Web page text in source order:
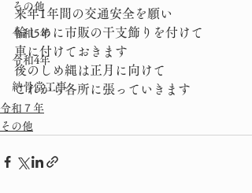
その他
令和5年
令和4年
納骨堂工事
来年1年間の交通安全を願い
輪しめに市販の干支飾りを付けて
車に付けておきます
後のしめ縄は正月に向けて
これから各所に張っていきます
令和７年
その他